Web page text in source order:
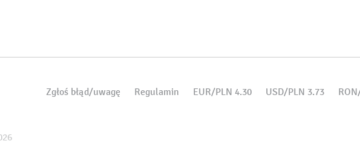
Zgłoś błąd/uwagę Regulamin EUR/PLN 4.30 USD/PLN 3.73